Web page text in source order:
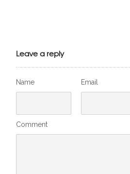
Leave a reply
Name Email
Comment